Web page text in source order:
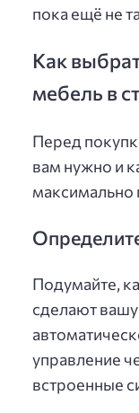
пока ещё не
Как
мебель в
Перед
вам нужно и
Подумайте,
сделают
управление
встроенные